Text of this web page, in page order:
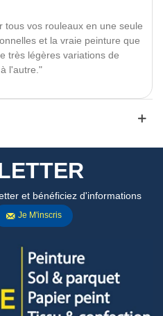
tous vos rouleaux en une seule
et la vraie peinture que
très légères variations de
l'autre."
et bénéficiez d'informations
Je M'inscris